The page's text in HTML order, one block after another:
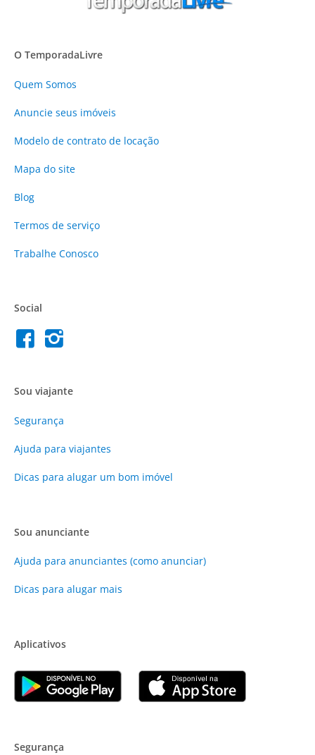
O TemporadaLivre
Quem Somos
Anuncie seus imóveis
Modelo de contrato de locação
Mapa do site
Blog
Termos de serviço
Trabalhe Conosco
Social
Sou viajante
Segurança
Ajuda para viajantes
Dicas para alugar um bom imóvel
Sou anunciante
Ajuda para anunciantes (como anunciar)
Dicas para alugar mais
Aplicativos
Segurança